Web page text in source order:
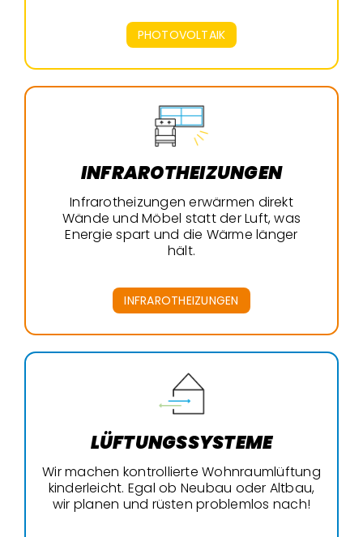
PHOTOVOLTAIK
INFRAROTHEIZUNGEN
Infrarotheizungen erwärmen direkt
Wände und Möbel statt der Luft, was
Energie spart und die Wärme länger
hält.
INFRAROTHEIZUNGEN
LÜFTUNGSSYSTEME
Wir machen kontrollierte Wohnraumlüftung
kinderleicht. Egal ob Neubau oder Altbau,
wir planen und rüsten problemlos nach!